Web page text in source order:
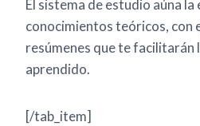
El sistema de estudio aúna la
conocimientos teóricos, con
resúmenes que te facilitarán
aprendido.
[/tab_item]